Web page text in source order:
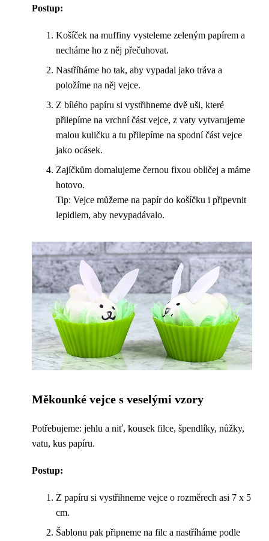
Postup:
Košíček na muffiny vysteleme zeleným papírem a
necháme ho z něj přečuhovat.
Nastříháme ho tak, aby vypadal jako tráva a
položíme na něj vejce.
Z bílého papíru si vystřihneme dvě uši, které
přilepíme na vrchní část vejce, z vaty vytvarujeme
malou kuličku a tu přilepíme na spodní část vejce
jako ocásek.
Zajíčkům domalujeme černou fixou obličej a máme
hotovo.
Tip: Vejce můžeme na papír do košíčku i připevnit
lepidlem, aby nevypadávalo.
Měkounké vejce s veselými vzory
Potřebujeme: jehlu a niť, kousek filce, špendlíky, nůžky,
vatu, kus papíru.
Postup:
Z papíru si vystřihneme vejce o rozměrech asi 7 x 5
cm.
Šablonu pak připneme na filc a nastříháme podle